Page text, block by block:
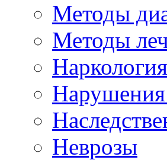
Методы
Методы
Наркология
Неврозы